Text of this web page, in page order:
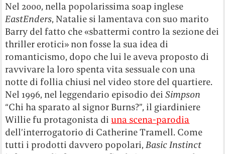
Nel 2000, nella popolarissima soap inglese
EastEnders, Natalie si lamentava con suo marito
Barry del fatto che «sbattermi contro la sezione dei
thriller erotici» non fosse la sua idea di
romanticismo, dopo che lui le aveva proposto di
ravvivare la loro spenta vita sessuale con una
notte di follia chiusi nel video store del quartiere.
Nel 1996, nel leggendario episodio deiSimpson
“Chi ha sparato al signor Burns?”, il giardiniere
Willie fu protagonista diuna scena-parodia
dell’interrogatorio di Catherine Tramell. Come
tutti i prodotti davvero popolari,Basic Instinct